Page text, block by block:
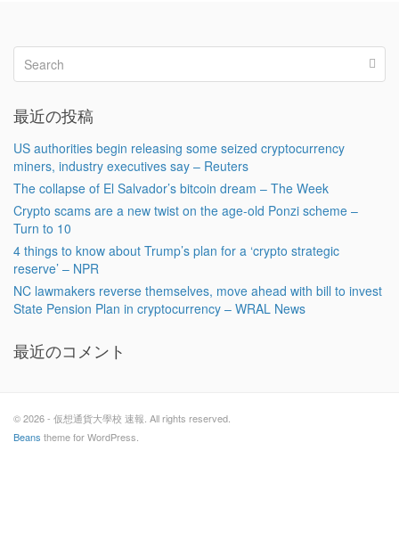
最近の投稿
US authorities begin releasing some seized cryptocurrency
miners, industry executives say – Reuters
The collapse of El Salvador’s bitcoin dream – The Week
Crypto scams are a new twist on the age-old Ponzi scheme –
Turn to 10
4 things to know about Trump’s plan for a ‘crypto strategic
reserve’ – NPR
NC lawmakers reverse themselves, move ahead with bill to invest
State Pension Plan in cryptocurrency – WRAL News
最近のコメント
© 2026 - 仮想通貨大學校 速報. All rights reserved.
Beans theme for WordPress.